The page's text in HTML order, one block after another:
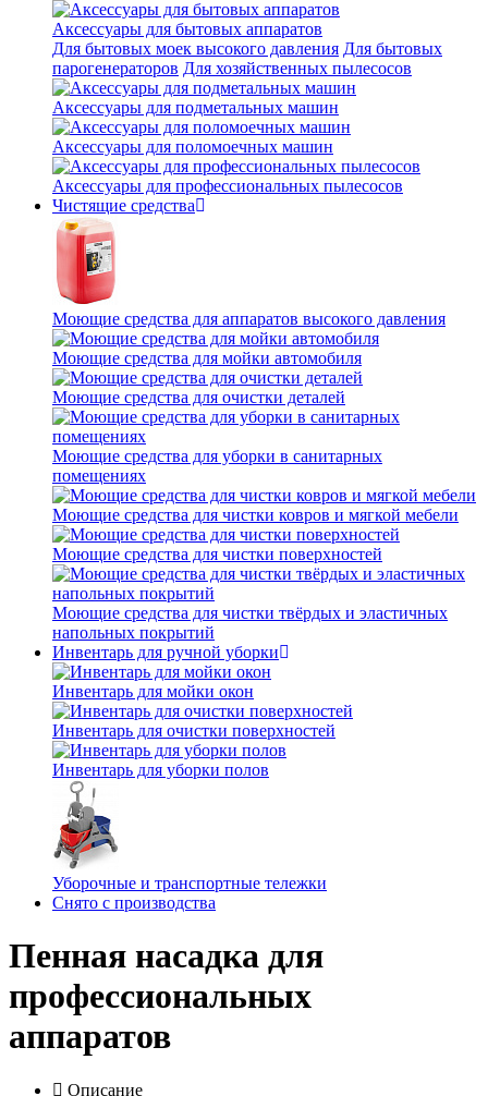
Аксессуары для бытовых аппаратов
Для бытовых моек высокого давления Для бытовых
парогенераторов Для хозяйственных пылесосов
Аксессуары для подметальных машин
Аксессуары для поломоечных машин
Аксессуары для профессиональных пылесосов
Чистящие средства
Моющие средства для аппаратов высокого давления
Моющие средства для мойки автомобиля
Моющие средства для очистки деталей
Моющие средства для уборки в санитарных
помещениях
Моющие средства для чистки ковров и мягкой мебели
Моющие средства для чистки поверхностей
Моющие средства для чистки твёрдых и эластичных
напольных покрытий
Инвентарь для ручной уборки
Инвентарь для мойки окон
Инвентарь для очистки поверхностей
Инвентарь для уборки полов
Уборочные и транспортные тележки
Снято с производства
Пенная насадка для
профессиональных
аппаратов
Описание